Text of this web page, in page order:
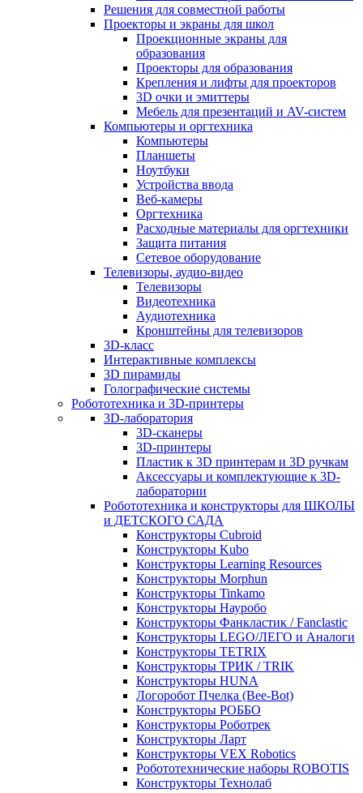
Решения для совместной работы
Проекторы и экраны для школ
Проекционные экраны для
образования
Проекторы для образования
Крепления и лифты для проекторов
3D очки и эмиттеры
Мебель для презентаций и AV-систем
Компьютеры и оргтехника
Компьютеры
Планшеты
Ноутбуки
Устройства ввода
Веб-камеры
Оргтехника
Расходные материалы для оргтехники
Защита питания
Сетевое оборудование
Телевизоры, аудио-видео
Телевизоры
Видеотехника
Аудиотехника
Кронштейны для телевизоров
3D-класс
Интерактивные комплексы
3D пирамиды
Голографические системы
Робототехника и 3D-принтеры
3D-лаборатория
3D-сканеры
3D-принтеры
Пластик к 3D принтерам и 3D ручкам
Аксессуары и комплектующие к 3D-
лаборатории
Робототехника и конструкторы для ШКОЛЫ
и ДЕТСКОГО САДА
Конструкторы Cubroid
Конструкторы Kubo
Конструкторы Learning Resources
Конструкторы Morphun
Конструкторы Tinkamo
Конструкторы Науробо
Конструкторы Фанкластик / Fanclastic
Конструкторы LEGO/ЛЕГО и Аналоги
Конструкторы TETRIX
Конструкторы ТРИК / TRIK
Конструкторы HUNA
Логоробот Пчелка (Bee-Bot)
Конструкторы РОББО
Конструкторы Роботрек
Конструкторы Ларт
Конструкторы VEX Robotics
Робототехнические наборы ROBOTIS
Конструкторы Технолаб